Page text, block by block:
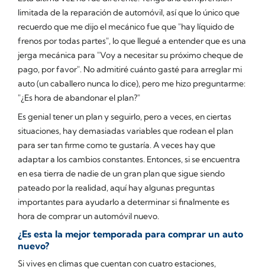
limitada de la reparación de automóvil, así que lo único que
recuerdo que me dijo el mecánico fue que "hay líquido de
frenos por todas partes", lo que llegué a entender que es una
jerga mecánica para "Voy a necesitar su próximo cheque de
pago, por favor". No admitiré cuánto gasté para arreglar mi
auto (un caballero nunca lo dice), pero me hizo preguntarme:
"¿Es hora de abandonar el plan?"
Es genial tener un plan y seguirlo, pero a veces, en ciertas
situaciones, hay demasiadas variables que rodean el plan
para ser tan firme como te gustaría. A veces hay que
adaptar a los cambios constantes. Entonces, si se encuentra
en esa tierra de nadie de un gran plan que sigue siendo
pateado por la realidad, aquí hay algunas preguntas
importantes para ayudarlo a determinar si finalmente es
hora de comprar un automóvil nuevo.
¿Es esta la mejor temporada para comprar un auto
nuevo?
Si vives en climas que cuentan con cuatro estaciones,